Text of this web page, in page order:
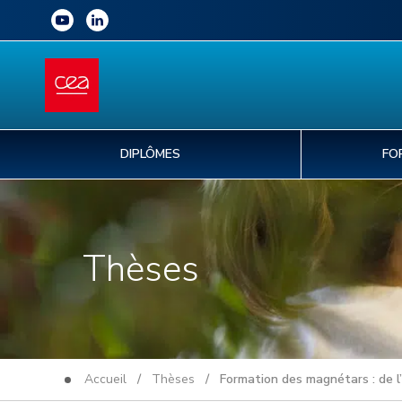
DIPLÔMES
Thèses
Accueil / Thèses / Formation des magnétars : de